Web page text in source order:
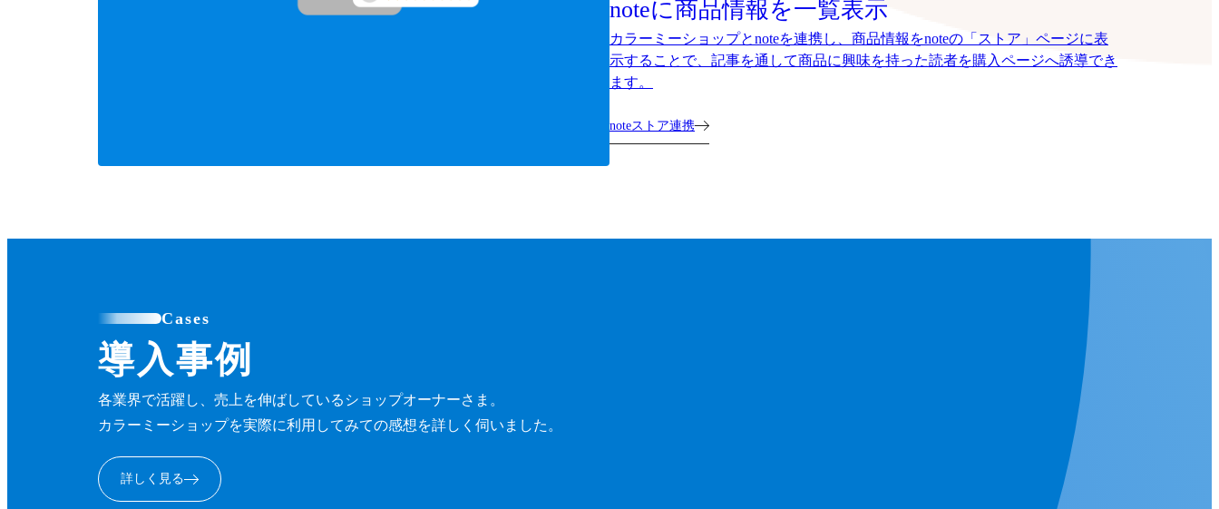
noteに商品情報を一覧表示
カラーミーショップとnoteを連携し、商品情報をnoteの「ストア」ページに表
示することで、記事を通して商品に興味を持った読者を購入ページへ誘導でき
ます。
noteストア連携
Cases
導入事例
各業界で活躍し、売上を伸ばしているショップオーナーさま。
カラーミーショップを実際に利用してみての感想を詳しく伺いました。
詳しく見る